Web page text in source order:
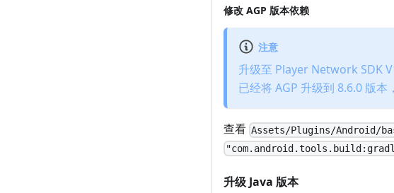
修改 AGP 版本依赖
注意
升级至 Player Network SDK
已经将 AGP 升级到 8.6.0 版本
查看 Assets/Plugins/Android/
升级 Java 版本